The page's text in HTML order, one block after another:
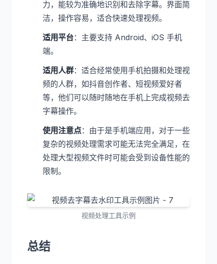
力，能较为准确地识别和去除字幕。界面简
洁，操作容易，适合快速处理视频。
适用平台：主要支持 Android、iOS 手机
端。
适用人群：适合经常使用手机拍摄和处理视
频的人群，如抖音创作者、短视频爱好者
等，他们可以随时随地在手机上完成视频去
字幕操作。
使用注意点：由于是手机端应用，对于一些
复杂的视频处理需求可能无法完全满足，在
处理大型视频文件时可能会受到设备性能的
限制。
视频处理工具示例
总结